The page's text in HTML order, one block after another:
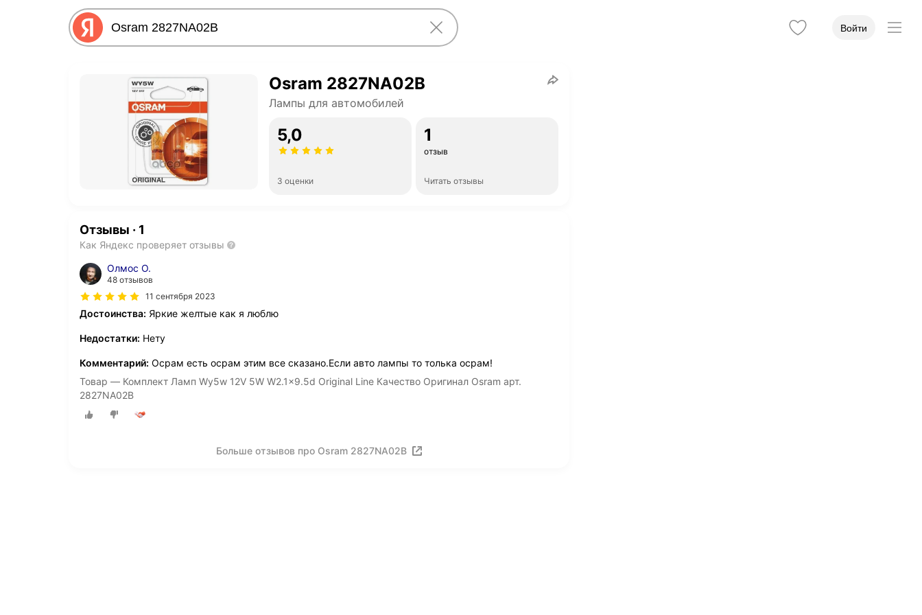
Войти
Osram 2827NA02B
Лампы для автомобилей
5,0
3 оценки
1
отзыв
Читать отзывы
Отзывы · 1
Как Яндекс проверяет отзывы
Олмос О.
48 отзывов
11 сентября 2023
Достоинства: Яркие желтые как я люблю
Недостатки: Нету
Комментарий: Осрам есть осрам этим все сказано.Если авто лампы то толька осрам!
Товар — Комплект Ламп Wy5w 12V 5W W2.1x9.5d Original Line Качество Оригинал Osram арт.
2827NA02B
Больше отзывов про Osram 2827NA02B